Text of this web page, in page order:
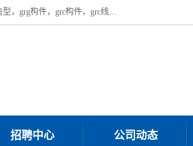
广东饰纪上品建材科技有限公司，主营广东grg厂家,广东grc厂家，grg材料，grc材料，grg厂家，grc厂家，grg吊顶，grg造型，grg构件，grc构件，grc线条，grc构件厂家,，grg材料生产厂家，grg材料定制，uhpc，uhpc厂家，uhpc外墙挂板，uhpc镂空幕墙板，厂房位于广东清远，如果您对我公司的产品服务感兴趣，请联系我们。
招聘中心 公司动态